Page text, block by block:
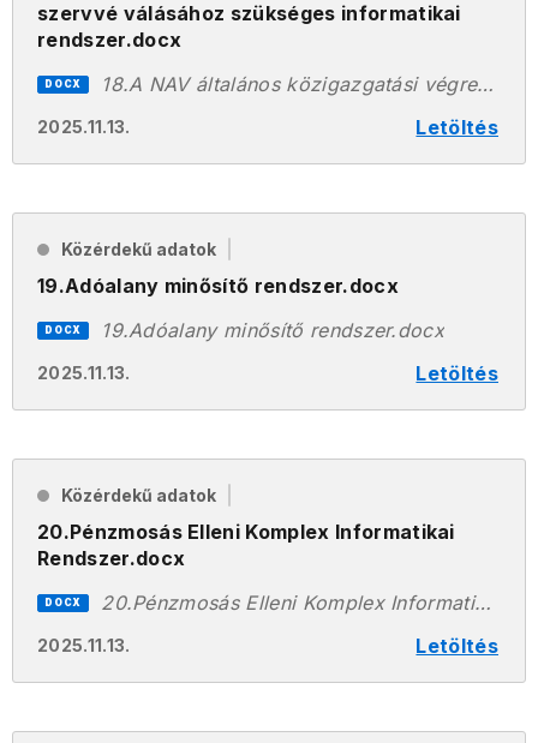
szervvé válásához szükséges informatikai
rendszer.docx
2025.11.13. Letöltés
DOCX 18.A NAV általános közigazgatási végrehajtó szervvé válásához szükséges informatikai rendszer.docx
Közérdekű adatok
19.Adóalany minősítő rendszer.docx
2025.11.13. Letöltés
DOCX 19.Adóalany minősítő rendszer.docx
Közérdekű adatok
20.Pénzmosás Elleni Komplex Informatikai
Rendszer.docx
2025.11.13. Letöltés
DOCX 20.Pénzmosás Elleni Komplex Informatikai Rendszer.docx